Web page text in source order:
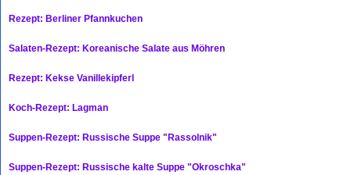
Rezept: Berliner Pfannkuchen
Salaten-Rezept: Koreanische Salate aus Möhren
Rezept: Kekse Vanillekipferl
Koch-Rezept: Lagman
Suppen-Rezept: Russische Suppe "Rassolnik"
Suppen-Rezept: Russische kalte Suppe "Okroschka"